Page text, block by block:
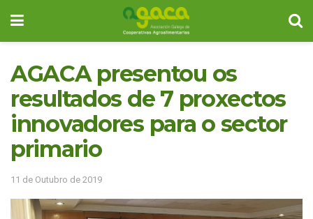
AGACA presentou os
resultados de 7 proxectos
innovadores para o sector
primario
11 de Outubro de 2019